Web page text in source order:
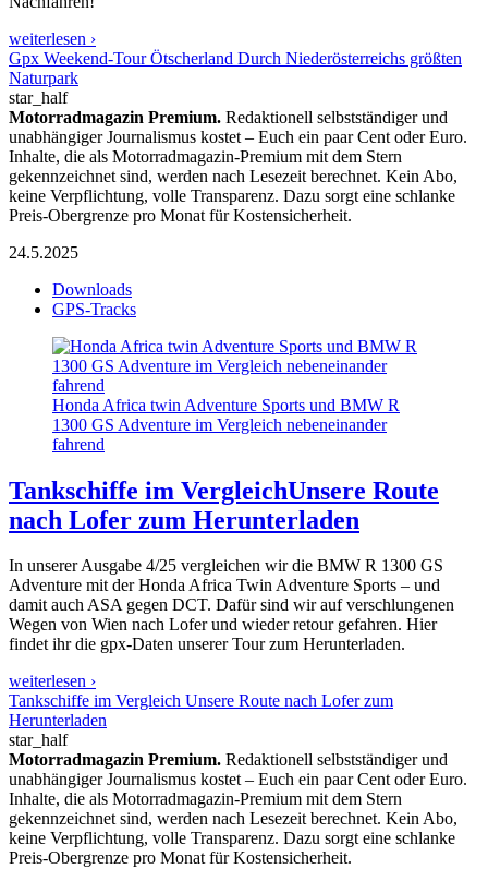
weiterlesen ›
Gpx Weekend-Tour Ötscherland Durch Niederösterreichs größten
Naturpark
star_half
Motorradmagazin Premium. Redaktionell selbstständiger und
unabhängiger Journalismus kostet – Euch ein paar Cent oder Euro.
Inhalte, die als Motorradmagazin-Premium mit dem Stern
gekennzeichnet sind, werden nach Lesezeit berechnet. Kein Abo,
keine Verpflichtung, volle Transparenz. Dazu sorgt eine schlanke
Preis-Obergrenze pro Monat für Kostensicherheit.
24.5.2025
Downloads
GPS-Tracks
Honda Africa twin Adventure Sports und BMW R
1300 GS Adventure im Vergleich nebeneinander
fahrend
Tankschiffe im VergleichUnsere Route
nach Lofer zum Herunterladen
In unserer Ausgabe 4/25 vergleichen wir die BMW R 1300 GS
Adventure mit der Honda Africa Twin Adventure Sports – und
damit auch ASA gegen DCT. Dafür sind wir auf verschlungenen
Wegen von Wien nach Lofer und wieder retour gefahren. Hier
findet ihr die gpx-Daten unserer Tour zum Herunterladen.
weiterlesen ›
Tankschiffe im Vergleich Unsere Route nach Lofer zum
Herunterladen
star_half
Motorradmagazin Premium. Redaktionell selbstständiger und
unabhängiger Journalismus kostet – Euch ein paar Cent oder Euro.
Inhalte, die als Motorradmagazin-Premium mit dem Stern
gekennzeichnet sind, werden nach Lesezeit berechnet. Kein Abo,
keine Verpflichtung, volle Transparenz. Dazu sorgt eine schlanke
Preis-Obergrenze pro Monat für Kostensicherheit.